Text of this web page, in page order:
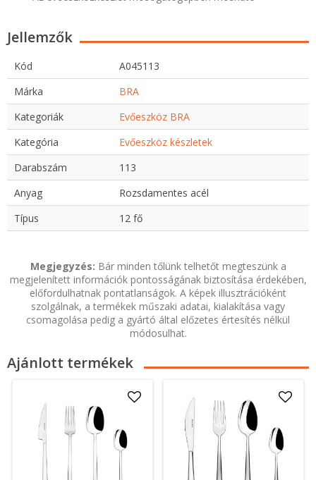
Jellemzők
Kód
A045113
Márka
BRA
Kategoriák
Evőeszköz BRA
Kategória
Evőeszköz készletek
Darabszám
113
Anyag
Rozsdamentes acél
Típus
12 fő
Megjegyzés: Bár minden tőlünk telhetőt megteszünk a
megjelenített információk pontosságának biztosítása érdekében,
előfordulhatnak pontatlanságok. A képek illusztrációként
szolgálnak, a termékek műszaki adatai, kialakítása vagy
csomagolása pedig a gyártó által előzetes értesítés nélkül
módosulhat.
Ajánlott termékek